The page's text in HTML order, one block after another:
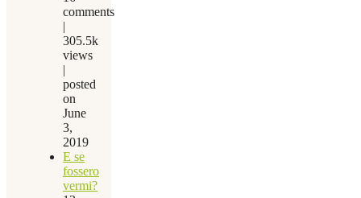
comments
|
305.5k
views
|
posted
on
June
3,
2019
E se
fossero
vermi?